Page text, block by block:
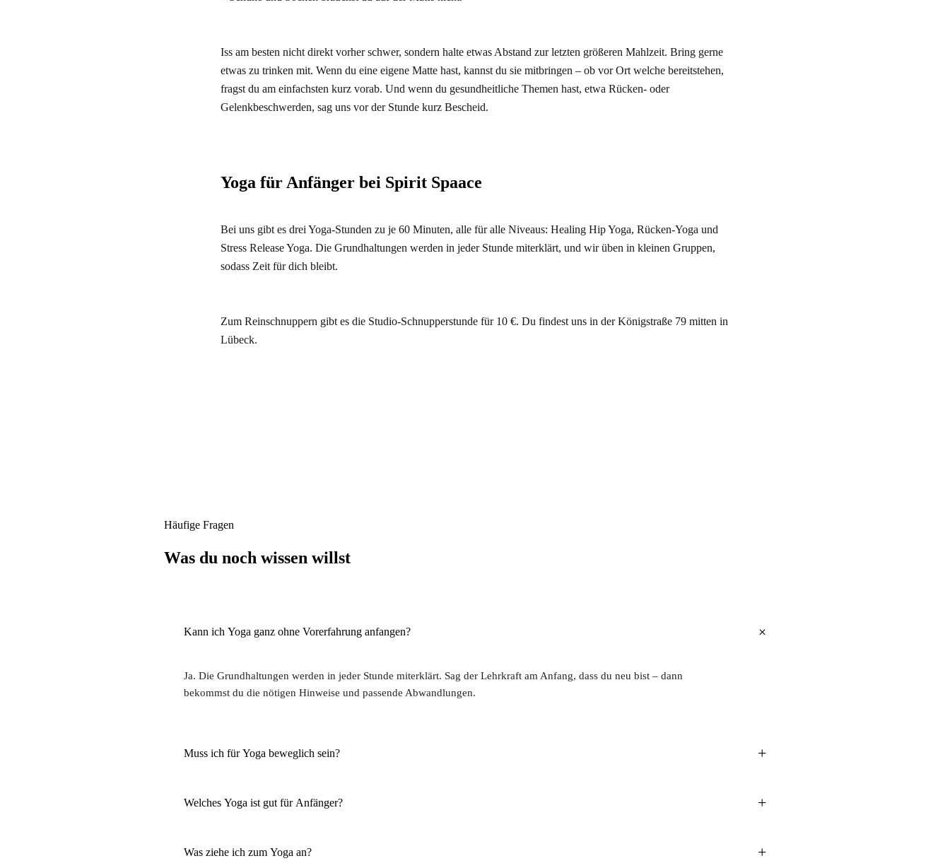
Iss am besten nicht direkt vorher schwer, sondern halte etwas Abstand zur letzten größeren Mahlzeit. Bring gerne
etwas zu trinken mit. Wenn du eine eigene Matte hast, kannst du sie mitbringen – ob vor Ort welche bereitstehen,
fragst du am einfachsten kurz vorab. Und wenn du gesundheitliche Themen hast, etwa Rücken- oder
Gelenkbeschwerden, sag uns vor der Stunde kurz Bescheid.
Yoga für Anfänger bei Spirit Spaace
Bei uns gibt es drei Yoga-Stunden zu je 60 Minuten, alle für alle Niveaus: Healing Hip Yoga, Rücken-Yoga und
Stress Release Yoga. Die Grundhaltungen werden in jeder Stunde miterklärt, und wir üben in kleinen Gruppen,
sodass Zeit für dich bleibt.
Zum Reinschnuppern gibt es die Studio-Schnupperstunde für 10 €. Du findest uns in der Königstraße 79 mitten in
Lübeck.
Häufige Fragen
Was du noch wissen willst
Kann ich Yoga ganz ohne Vorerfahrung anfangen? +
Ja. Die Grundhaltungen werden in jeder Stunde miterklärt. Sag der Lehrkraft am Anfang, dass du neu bist – dann
bekommst du die nötigen Hinweise und passende Abwandlungen.
Muss ich für Yoga beweglich sein? +
Welches Yoga ist gut für Anfänger? +
Was ziehe ich zum Yoga an? +